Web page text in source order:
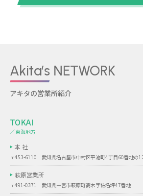
Akita’s NETWORK
アキタの営業所紹介
TOKAI
／ 東海地方
本 社
〒453-6110 愛知県名古屋市中村区平池町4丁目60番地の
萩原営業所
〒491-0371 愛知県一宮市萩原町高木字佐名坪47番地